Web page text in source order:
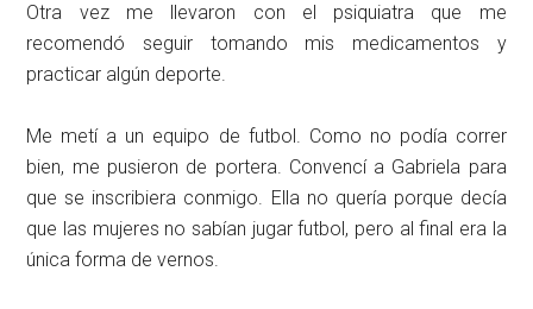
Otra vez me llevaron con el psiquiatra que me
recomendó seguir tomando mis medicamentos y
practicar algún deporte.
Me metí a un equipo de futbol. Como no podía correr
bien, me pusieron de portera. Convencí a Gabriela para
que se inscribiera conmigo. Ella no quería porque decía
que las mujeres no sabían jugar futbol, pero al final era la
única forma de vernos.